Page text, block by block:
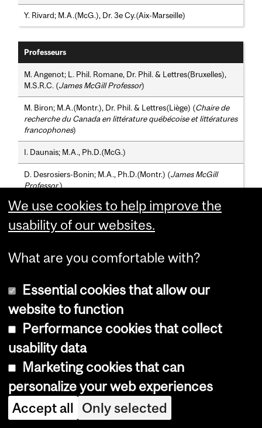
Y. Rivard; M.A.(McG.), Dr. 3e Cy.(Aix-Marseille)
Professeurs
M. Angenot; L. Phil. Romane, Dr. Phil. & Lettres(Bruxelles),
M.S.R.C. (James McGill Professor)
M. Biron; M.A.(Montr.), Dr. Phil. & Lettres(Liège) (Chaire de
recherche du Canada en littérature québécoise et littératures
francophones)
I. Daunais; M.A., Ph.D.(McG.)
D. Desrosiers-Bonin; M.A., Ph.D.(Montr.) (James McGill
Professor)
Professeurs agrégés
C. Bouchard; M.A.(Montr.), Dr. 3e Cy.(Paris VII - Jussieu)
A. Chapdelaine; M.A., Dr. 3e Cy.(Paris VII - Jussieu)
F. Charbonneau; M.A., Ph.D.(Montr.) (
Scholar
N. Doiron; M.A., Ph.D.(Montr.)
J. Everett; M.A.(Car.), Ph.D.(McG.)
G. Lane-Mercier; M.A.(Montpellier), Ph.D.(McG.)
We use cookies to help improve the
usability of our websites.
What are you comfortable with?
Essential cookies that allow our
website to function
Performance cookies that collect
usability data
Marketing cookies that can
personalize your web experiences
Accept all Only selected